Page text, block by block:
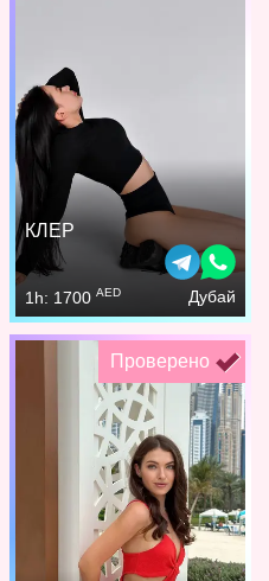
КЛЕР
1h: 1700 AED Дубай
Проверено